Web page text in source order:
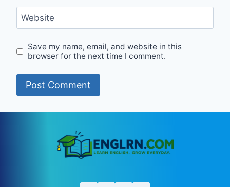
Website
Save my name, email, and website in this
browser for the next time I comment.